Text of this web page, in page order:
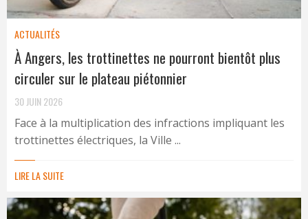
ACTUALITÉS
À Angers, les trottinettes ne pourront bientôt plus
circuler sur le plateau piétonnier
30 JUIN 2026
Face à la multiplication des infractions impliquant les
trottinettes électriques, la Ville ...
LIRE LA SUITE